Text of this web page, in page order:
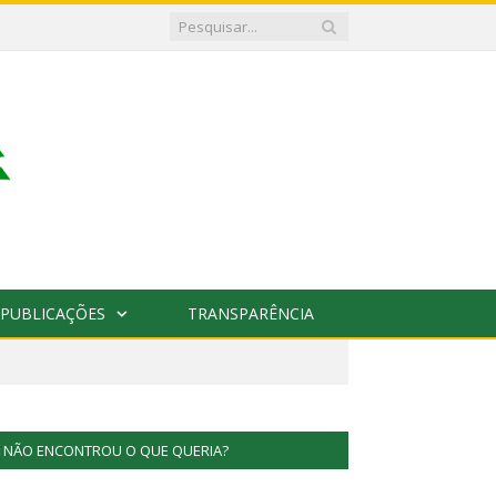
PUBLICAÇÕES TRANSPARÊNCIA
NÃO ENCONTROU O QUE QUERIA?